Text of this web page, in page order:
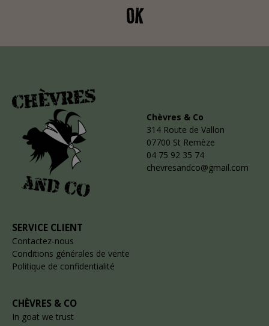
OK
Chèvres & Co
314 Route de Vallon
07700 St Remèze
04 75 92 35 74
chevresandco@gmail.com
SERVICE CLIENT
Contactez-nous
Conditions générales de vente
Politique de confidentialité
CHÈVRES & CO
In goat we trust